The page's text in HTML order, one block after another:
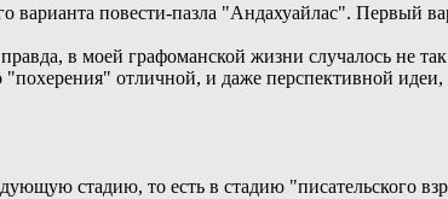
варианта повести-пазла "Андахуайлас". Первый
в моей графоманской жизни случалось не
отличной, и даже перспективной
стадию, то есть в стадию "писательского